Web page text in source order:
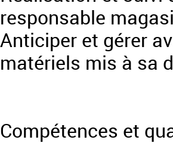
responsable
Anticiper et gérer
matériels mis à sa
Compétences et